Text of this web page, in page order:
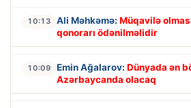
10:13 Ali Məhkəmə: Müqavilə
qonorarı ödənilməlidir
10:09 Emin Ağalarov: Dünyada ən
Azərbaycanda olacaq